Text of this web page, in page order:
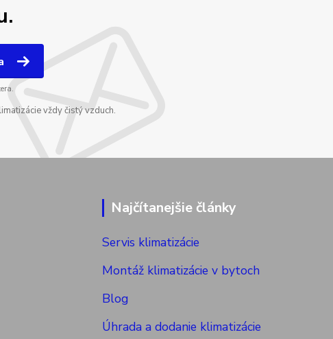
vždy čistý vzduch.
Najčítanejšie články
Servis klimatizácie
Montáž klimatizácie v bytoch
Blog
Úhrada a dodanie klimatizácie